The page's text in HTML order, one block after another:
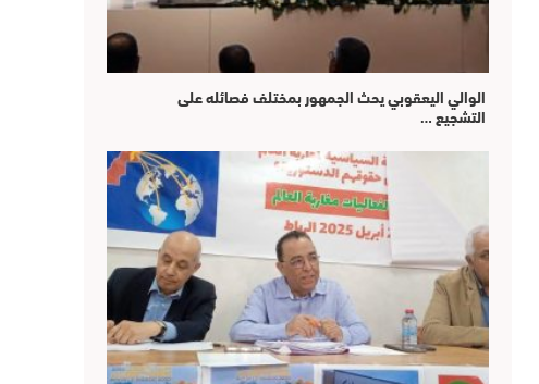
الوالي اليعقوبي يحث الجمهور بمختلف فصائله على
التشجيع …